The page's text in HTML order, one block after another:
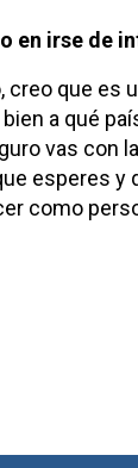
en irse de
que es
a qué
vas con
esperes
como